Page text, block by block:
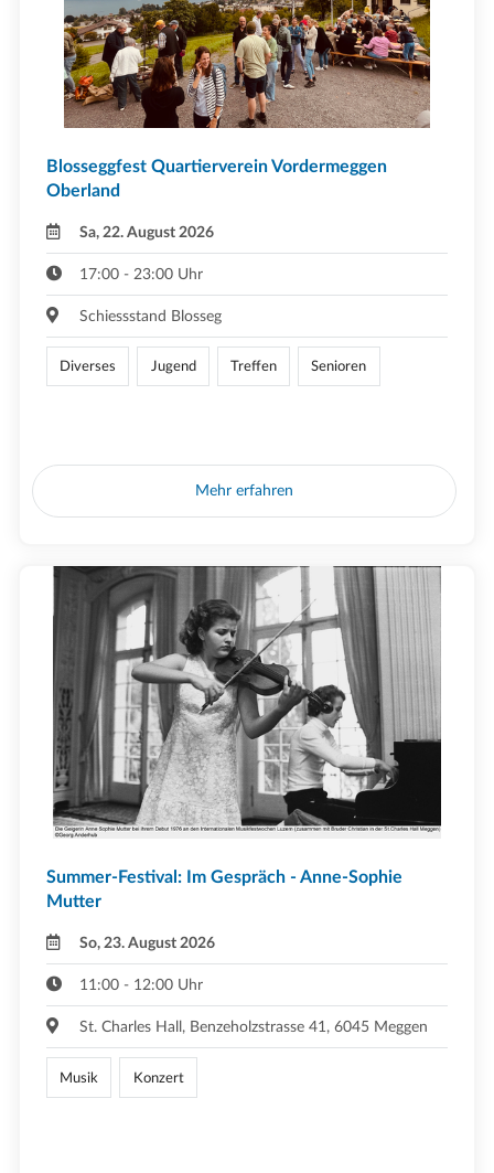
Blosseggfest Quartierverein Vordermeggen
Oberland
Sa, 22. August 2026
17:00 - 23:00 Uhr
Schiessstand Blosseg
Diverses Jugend Treffen Senioren
Mehr erfahren
Summer-Festival: Im Gespräch - Anne-Sophie
Mutter
So, 23. August 2026
11:00 - 12:00 Uhr
St. Charles Hall, Benzeholzstrasse 41, 6045 Meggen
Musik Konzert